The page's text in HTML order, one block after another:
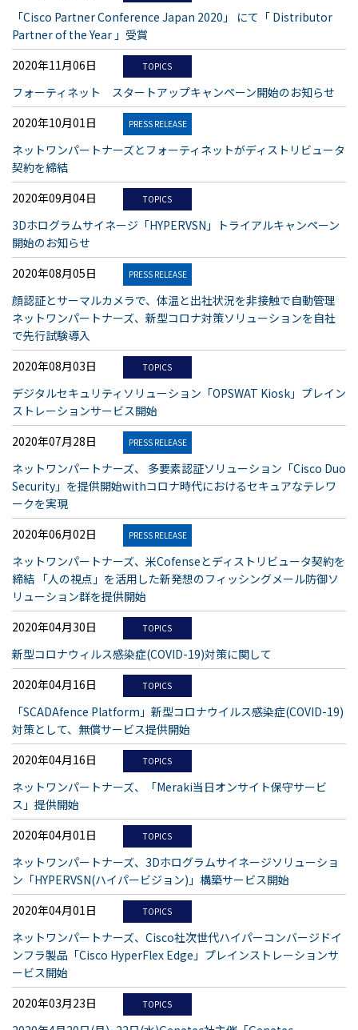
「Cisco Partner Conference Japan 2020」 にて「 Distributor
Partner of the Year 」受賞
2020年11月06日
TOPICS
フォーティネット スタートアップキャンペーン開始のお知らせ
2020年10月01日
PRESS RELEASE
ネットワンパートナーズとフォーティネットがディストリビュータ
契約を締結
2020年09月04日
TOPICS
3Dホログラムサイネージ「HYPERVSN」トライアルキャンペーン
開始のお知らせ
2020年08月05日
PRESS RELEASE
顔認証とサーマルカメラで、体温と出社状況を非接触で自動管理
ネットワンパートナーズ、新型コロナ対策ソリューションを自社
で先行試験導入
2020年08月03日
TOPICS
デジタルセキュリティソリューション「OPSWAT Kiosk」プレイン
ストレーションサービス開始
2020年07月28日
PRESS RELEASE
ネットワンパートナーズ、 多要素認証ソリューション「Cisco Duo
Security」を提供開始withコロナ時代におけるセキュアなテレワ
ークを実現
2020年06月02日
PRESS RELEASE
ネットワンパートナーズ、米Cofenseとディストリビュータ契約を
締結 「人の視点」を活用した新発想のフィッシングメール防御ソ
リューション群を提供開始
2020年04月30日
TOPICS
新型コロナウィルス感染症(COVID-19)対策に関して
2020年04月16日
TOPICS
「SCADAfence Platform」新型コロナウイルス感染症(COVID-19)
対策として、無償サービス提供開始
2020年04月16日
TOPICS
ネットワンパートナーズ、「Meraki当日オンサイト保守サービ
ス」提供開始
2020年04月01日
TOPICS
ネットワンパートナーズ、3Dホログラムサイネージソリューショ
ン「HYPERVSN(ハイパービジョン)」構築サービス開始
2020年04月01日
TOPICS
ネットワンパートナーズ、Cisco社次世代ハイパーコンバージドイ
ンフラ製品「Cisco HyperFlex Edge」プレインストレーションサ
ービス開始
2020年03月23日
TOPICS